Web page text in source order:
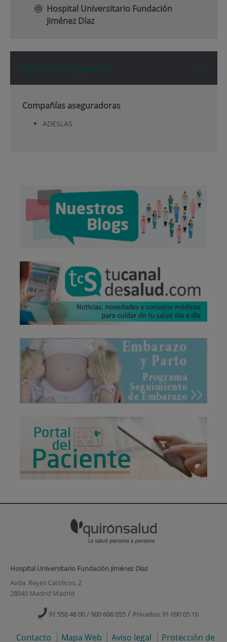
Hospital Universitario Fundación
Jiménez Díaz
Información general
Compañías aseguradoras
ADESLAS
Hospital Universitario Fundación Jiménez Díaz
Avda. Reyes Católicos, 2
28040 Madrid Madrid
91 550 48 00 / 900 606 055 / Privados: 91 090 05 16
Contacto Mapa Web Aviso legal Protección de